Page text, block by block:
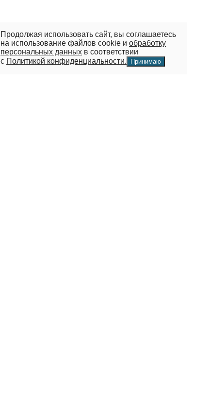
Продолжая использовать сайт, вы соглашаетесь
на использование файлов cookie и обработку
персональных данных в соответствии
с Политикой конфиденциальности. Принимаю